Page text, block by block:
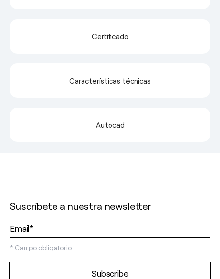
Certificado
Características técnicas
Autocad
Suscríbete a nuestra newsletter
* Campo obligatorio